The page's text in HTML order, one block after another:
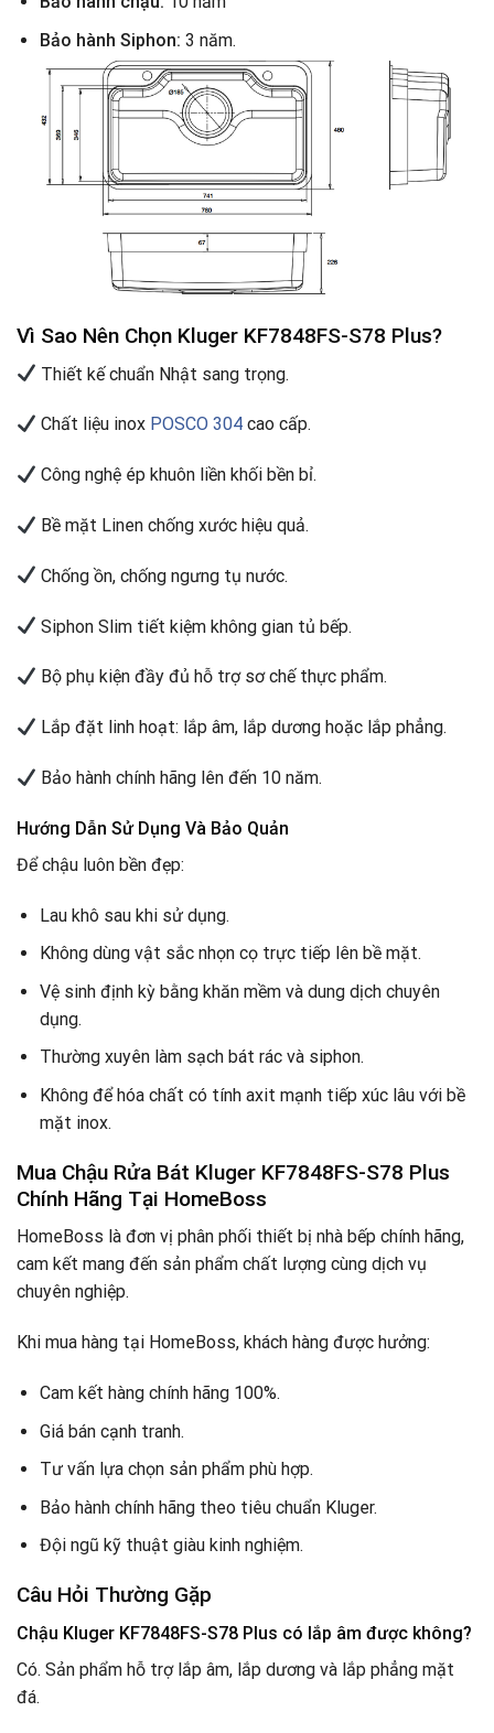
Bảo hành Siphon: 3 năm.
Vì Sao Nên Chọn Kluger KF7848FS-S78 Plus?
Thiết kế chuẩn Nhật sang trọng.
Chất liệu inox POSCO 304 cao cấp.
Công nghệ ép khuôn liền khối bền bỉ.
Bề mặt Linen chống xước hiệu quả.
Chống ồn, chống ngưng tụ nước.
Siphon Slim tiết kiệm không gian tủ bếp.
Bộ phụ kiện đầy đủ hỗ trợ sơ chế thực phẩm.
Lắp đặt linh hoạt: lắp âm, lắp dương hoặc lắp phẳng.
Bảo hành chính hãng lên đến 10 năm.
Hướng Dẫn Sử Dụng Và Bảo Quản
Để chậu luôn bền đẹp:
Lau khô sau khi sử dụng.
Không dùng vật sắc nhọn cọ trực tiếp lên bề mặt.
Vệ sinh định kỳ bằng khăn mềm và dung dịch chuyên
dụng.
Thường xuyên làm sạch bát rác và siphon.
Không để hóa chất có tính axit mạnh tiếp xúc lâu với bề
mặt inox.
Mua Chậu Rửa Bát Kluger KF7848FS-S78 Plus
Chính Hãng Tại HomeBoss
HomeBoss là đơn vị phân phối thiết bị nhà bếp chính hãng,
cam kết mang đến sản phẩm chất lượng cùng dịch vụ
chuyên nghiệp.
Khi mua hàng tại HomeBoss, khách hàng được hưởng:
Cam kết hàng chính hãng 100%.
Giá bán cạnh tranh.
Tư vấn lựa chọn sản phẩm phù hợp.
Bảo hành chính hãng theo tiêu chuẩn Kluger.
Đội ngũ kỹ thuật giàu kinh nghiệm.
Câu Hỏi Thường Gặp
Chậu Kluger KF7848FS-S78 Plus có lắp âm được không?
Có. Sản phẩm hỗ trợ lắp âm, lắp dương và lắp phẳng mặt
đá.